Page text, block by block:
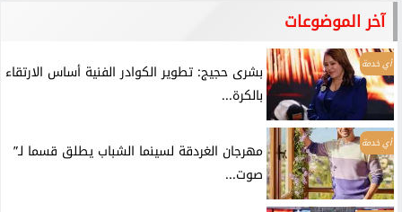
آخر الموضوعات
أي خدمة
بشرى حجيج: تطوير الكوادر الفنية أساس الارتقاء
بالكرة...
أي خدمة
مهرجان الغردقة لسينما الشباب يطلق قسما لـ”
صوت...